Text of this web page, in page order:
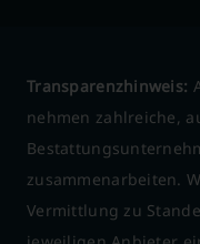
Transparenzhinweis:
nehmen zahlreiche,
zusammenarbeiten.
Vermittlung zu